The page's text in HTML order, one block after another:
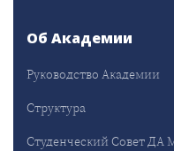
Об Академии
Руководство Академии
Структура
Студенческий Совет